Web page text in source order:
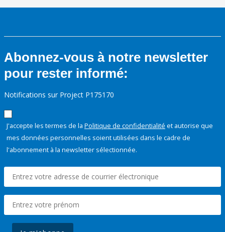
Abonnez-vous à notre newsletter
pour rester informé:
Notifications sur Project P175170
J'accepte les termes de la Politique de confidentialité et autorise que
mes données personnelles soient utilisées dans le cadre de
l'abonnement à la newsletter sélectionnée.